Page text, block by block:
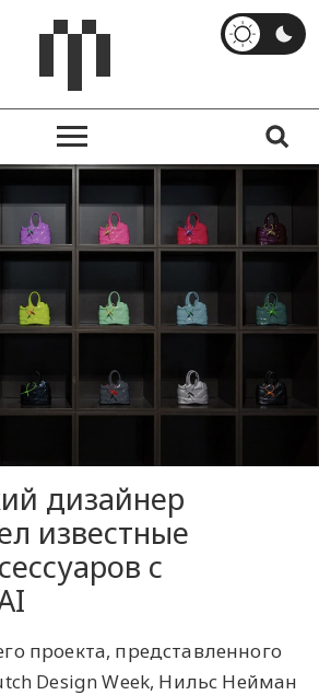
дизайнер
известные
с
проекта, представленного
Design Week, Нильс Нейман